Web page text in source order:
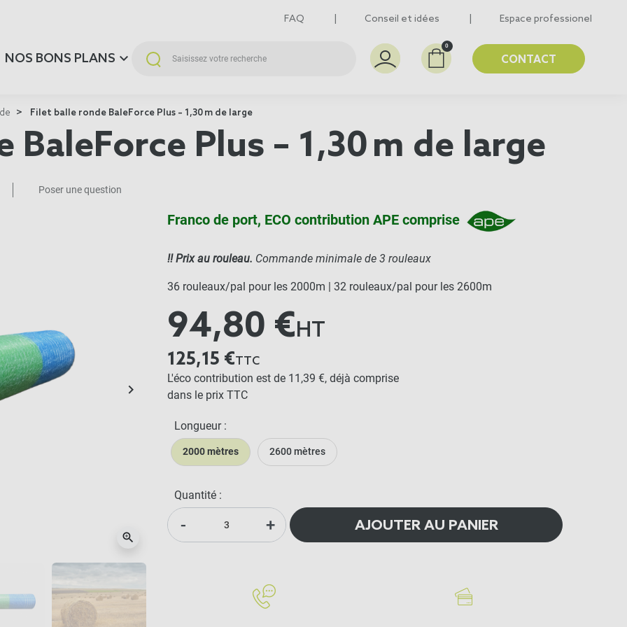
FAQ Conseil et idées Espace professionel
0
CONTACT
NOS BONS PLANS
Filet balle ronde BaleForce Plus – 1,30 m de large
Plus – 1,30 m de large
Poser une question
Suivant
keyboard_arrow_right
zoom_in
Franco de port, ECO contribution APE comprise
!! Prix au rouleau. Commande minimale de 3 rouleaux
36 rouleaux/pal pour les 2000m | 32 rouleaux/pal pour les 2600m
94,80 €HT
125,15 €TTC
L'éco contribution est de 11,39 €, déjà comprise
dans le prix TTC
Longueur :
2000 mètres 2600 mètres
Quantité :
- + AJOUTER AU PANIER